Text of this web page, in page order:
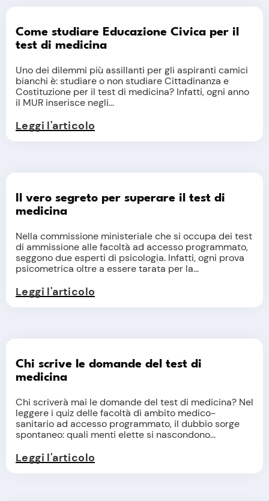
Come studiare Educazione Civica per il
test di medicina
Uno dei dilemmi più assillanti per gli aspiranti camici
bianchi è: studiare o non studiare Cittadinanza e
Costituzione per il test di medicina? Infatti, ogni anno
il MUR inserisce negli...
Leggi l'articolo
Il vero segreto per superare il test di
medicina
Nella commissione ministeriale che si occupa dei test
di ammissione alle facoltà ad accesso programmato,
seggono due esperti di psicologia. Infatti, ogni prova
psicometrica oltre a essere tarata per la...
Leggi l'articolo
Chi scrive le domande del test di
medicina
Chi scriverà mai le domande del test di medicina? Nel
leggere i quiz delle facoltà di ambito medico-
sanitario ad accesso programmato, il dubbio sorge
spontaneo: quali menti elette si nascondono...
Leggi l'articolo